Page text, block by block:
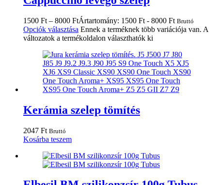
1500 Ft – 8000 FtÁrtartomány: 1500 Ft - 8000 Ft Bruttó
Opciók választása Ennek a terméknek több variációja van. A
változatok a termékoldalon választhatók ki
Kerámia szelep tömítés
2047 Ft Bruttó
Kosárba teszem